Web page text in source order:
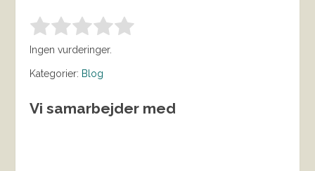
Bedøm denne vare: 1.00
Ingen vurderinger.
Kategorier: Blog
Vi samarbejder med